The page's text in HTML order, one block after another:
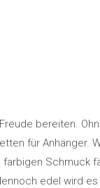
bereiten.
für
Schmuck
edel wird